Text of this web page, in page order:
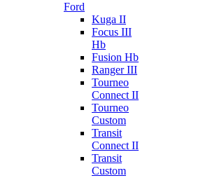
Ford
Kuga II
Focus III
Hb
Fusion Hb
Ranger III
Tourneo
Connect II
Tourneo
Custom
Transit
Connect II
Transit
Custom